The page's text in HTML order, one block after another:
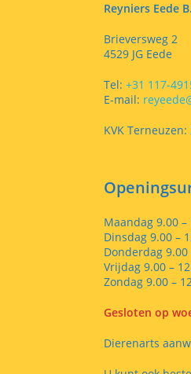
Reyniers Eede
Brieversweg 2
4529 JG Eede
Tel: +31 117-
E-mail:
KVK Terneuzen:
Maandag 9.00
Dinsdag 9.00 –
Donderdag 9.00
Vrijdag 9.00 –
Zondag 9.00 –
Gesloten op
Dierenarts